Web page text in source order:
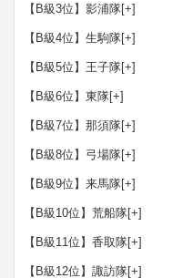
【B級3位】影浦隊[+]
【B級4位】生駒隊[+]
【B級5位】王子隊[+]
【B級6位】東隊[+]
【B級7位】那須隊[+]
【B級8位】弓場隊[+]
【B級9位】来馬隊[+]
【B級10位】荒船隊[+]
【B級11位】香取隊[+]
【B級12位】諏訪隊[+]